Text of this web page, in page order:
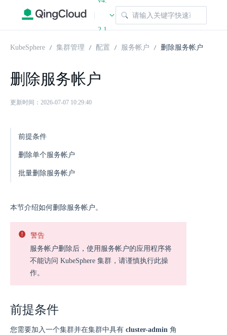
|
2.1
KubeSphere 集群管理 配置 服务帐户 删除服务帐户
删除服务帐户
更新时间：2026-07-07 10:29:40
前提条件
删除单个服务帐户
批量删除服务帐户
本节介绍如何删除服务帐户。
警告
服务帐户删除后，使用服务帐户的应用程序将
不能访问 KubeSphere 集群，请谨慎执行此操
作。
前提条件
您需要加入一个集群并在集群中具有 cluster-admin 角